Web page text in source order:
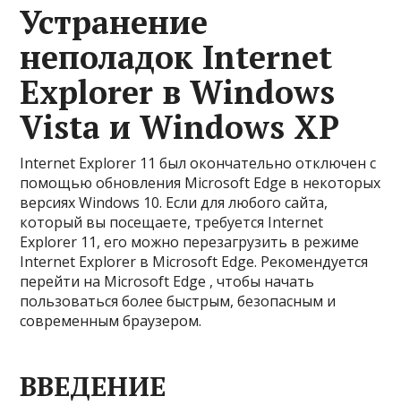
Устранение
неполадок Internet
Explorer в Windows
Vista и Windows XP
Internet Explorer 11 был окончательно отключен с
помощью обновления Microsoft Edge в некоторых
версиях Windows 10. Если для любого сайта,
который вы посещаете, требуется Internet
Explorer 11, его можно перезагрузить в режиме
Internet Explorer в Microsoft Edge. Рекомендуется
перейти на Microsoft Edge , чтобы начать
пользоваться более быстрым, безопасным и
современным браузером.
ВВЕДЕНИЕ